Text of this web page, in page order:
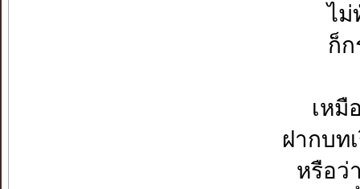
ไม่
ก็ก
เหมื
ฝากบท
หรือ